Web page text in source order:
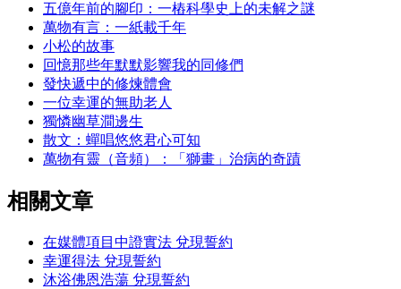
五億年前的腳印：一樁科學史上的未解之謎
萬物有言：一紙載千年
小松的故事
回憶那些年默默影響我的同修們
發快遞中的修煉體會
一位幸運的無助老人
獨憐幽草澗邊生
散文：蟬唱悠悠君心可知
萬物有靈（音頻）：「獅畫」治病的奇蹟
相關文章
在媒體項目中證實法 兌現誓約
幸運得法 兌現誓約
沐浴佛恩浩蕩 兌現誓約